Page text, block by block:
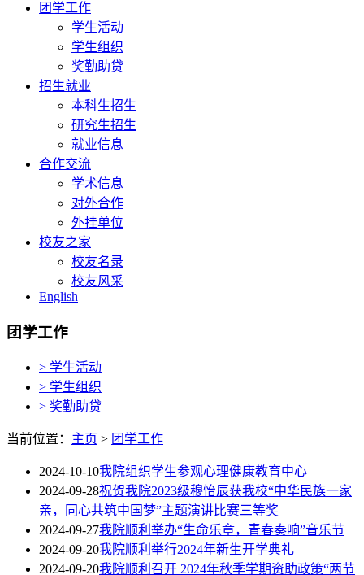
团学工作
学生活动
学生组织
奖勤助贷
招生就业
本科生招生
研究生招生
就业信息
合作交流
学术信息
对外合作
外挂单位
校友之家
校友名录
校友风采
English
团学工作
> 学生活动
> 学生组织
> 奖勤助贷
当前位置： 主页 > 团学工作
2024-10-10我院组织学生参观心理健康教育中心
2024-09-28祝贺我院2023级穆怡辰获我校“中华民族一家
亲，同心共筑中国梦”主题演讲比赛三等奖
2024-09-27我院顺利举办“生命乐章，青春奏响”音乐节
2024-09-20我院顺利举行2024年新生开学典礼
2024-09-20我院顺利召开 2024年秋季学期资助政策“两节